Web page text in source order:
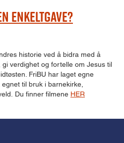
enkeltgave?
historie ved å bidra med å
verdighet og fortelle om Jesus til
FriBU har laget egne
til bruk i barnekirke,
Du finner filmene HER